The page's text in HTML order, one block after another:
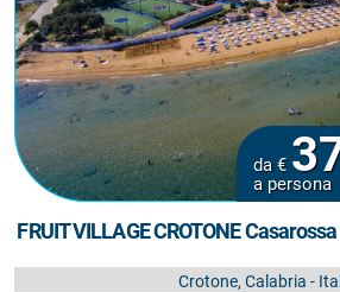
da €
a persona
FRUIT VILLAGE CROTONE
Crotone, Calabria -